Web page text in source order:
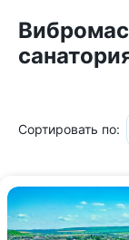
Сортировать по: